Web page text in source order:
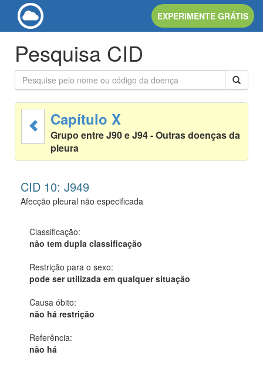
EXPERIMENTE GRÁTIS
Pesquisa CID
Capítulo X
Grupo entre J90 e J94 - Outras doenças da
pleura
CID 10: J949
Afecção pleural não especificada
Classificação:
não tem dupla classificação
Restrição para o sexo:
pode ser utilizada em qualquer situação
Causa óbito:
não há restrição
Referência:
não há